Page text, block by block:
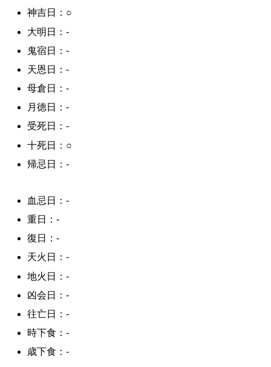
神吉日：○
大明日：-
鬼宿日：-
天恩日：-
母倉日：-
月徳日：-
受死日：-
十死日：○
帰忌日：-
血忌日：-
重日：-
復日：-
天火日：-
地火日：-
凶会日：-
往亡日：-
時下食：-
歳下食：-